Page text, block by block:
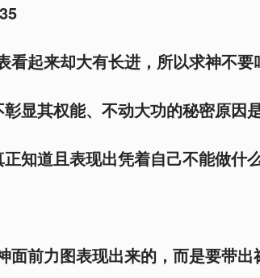
起来却大有长进，所以求神不要
彰显其权能、不动大功的秘密原
知道且表现出凭着自己不能做什
前力图表现出来的，而是要带出